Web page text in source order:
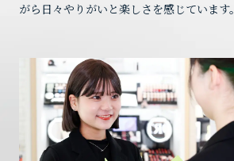
がら日々やりがいと楽しさを感じています。